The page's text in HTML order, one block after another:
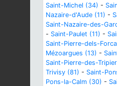
Saint-Michel (34) -
Nazaire-d'Aude (11) -
Saint-Nazaire-des-
- Saint-Paulet (11) -
Saint-Pierre-dels-
Mézoargues (13) -
Saint-Pierre-des-
Trivisy (81) - Saint-
Pons-la-Calm (30) -